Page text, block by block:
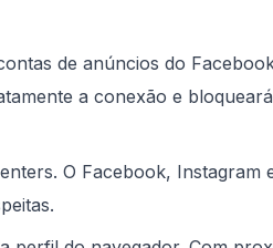
de anúncios do
a conexão e bloqueará
O Facebook, Instagram